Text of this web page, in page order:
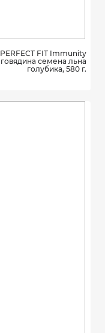
PERFECT FIT Immunity
говядина семена льна
голубика, 580 г.